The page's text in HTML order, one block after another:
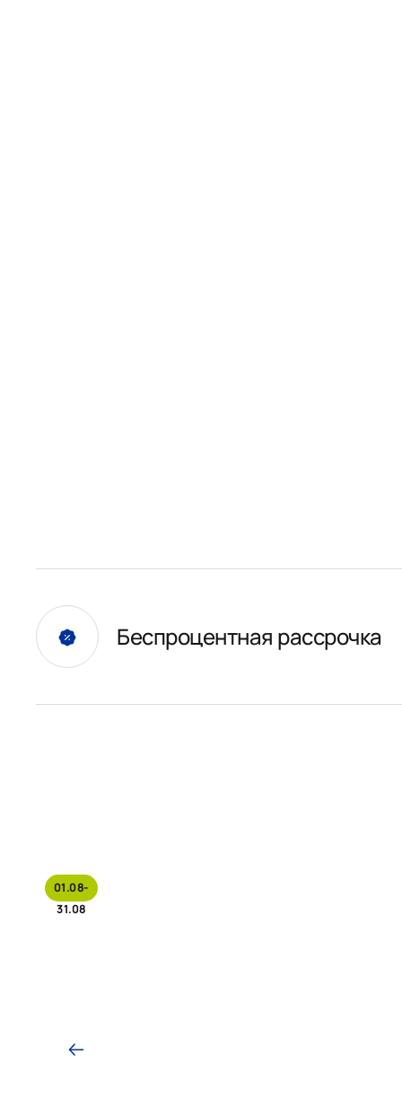
Беспроцентная рассрочка
01.08-
31.08